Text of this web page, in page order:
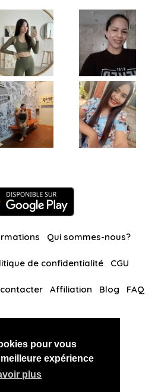
pour vous
expérience
plus
Qui sommes-nous?
de confidentialité CGU
Affiliation Blog FAQ
RussianKisses
2026 thaidatevip